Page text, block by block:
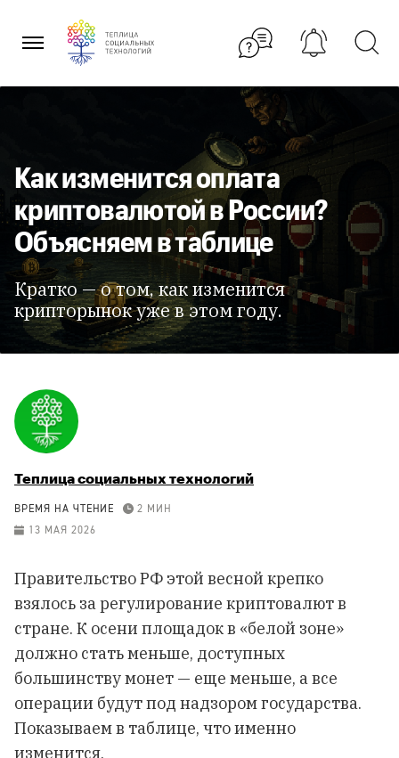
содержанию
Как изменится оплата
криптовалютой в России?
Объясняем в таблице
Кратко — о том, как изменится
крипторынок уже в этом году.
Теплица социальных технологий
ВРЕМЯ НА ЧТЕНИЕ
2 МИН
13 МАЯ 2026
Правительство РФ этой весной крепко
взялось за регулирование криптовалют в
стране. К осени площадок в «белой зоне»
должно стать меньше, доступных
большинству монет — еще меньше, а все
операции будут под надзором государства.
Показываем в таблице, что именно
изменится.